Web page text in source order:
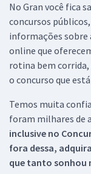
No Gran você fica
concursos
informações sobre
online que
rotina bem corrida,
o concurso que
Temos muita
foram milhares de
inclusive no
fora dessa,
que tanto sonhou